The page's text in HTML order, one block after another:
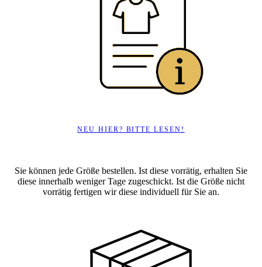
NEU HIER? BITTE LESEN!
Sie können jede Größe bestellen. Ist diese vorrätig, erhalten Sie
diese innerhalb weniger Tage zugeschickt. Ist die Größe nicht
vorrätig fertigen wir diese individuell für Sie an.